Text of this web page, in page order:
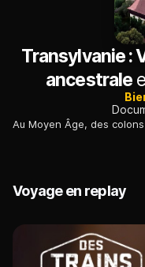
Transylvanie :
ancestrale
Voyage en replay